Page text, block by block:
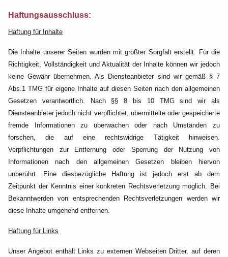
Haftungsausschluss:
Haftung für Inhalte
Die Inhalte unserer Seiten wurden mit größter Sorgfalt erstellt. Für die
Richtigkeit, Vollständigkeit und Aktualität der Inhalte können wir jedoch
keine Gewähr übernehmen. Als Diensteanbieter sind wir gemäß § 7
Abs.1 TMG für eigene Inhalte auf diesen Seiten nach den allgemeinen
Gesetzen verantwortlich. Nach §§ 8 bis 10 TMG sind wir als
Diensteanbieter jedoch nicht verpflichtet, übermittelte oder gespeicherte
fremde Informationen zu überwachen oder nach Umständen zu
forschen, die auf eine rechtswidrige Tätigkeit hinweisen.
Verpflichtungen zur Entfernung oder Sperrung der Nutzung von
Informationen nach den allgemeinen Gesetzen bleiben hiervon
unberührt. Eine diesbezügliche Haftung ist jedoch erst ab dem
Zeitpunkt der Kenntnis einer konkreten Rechtsverletzung möglich. Bei
Bekanntwerden von entsprechenden Rechtsverletzungen werden wir
diese Inhalte umgehend entfernen.
Haftung für Links
Unser Angebot enthält Links zu externen Webseiten Dritter, auf deren